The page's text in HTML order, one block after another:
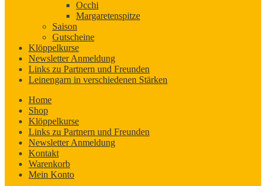
Occhi
Margaretenspitze
Saison
Gutscheine
Klöppelkurse
Newsletter Anmeldung
Links zu Partnern und Freunden
Leinengarn in verschiedenen Stärken
Home
Shop
Klöppelkurse
Links zu Partnern und Freunden
Newsletter Anmeldung
Kontakt
Warenkorb
Mein Konto